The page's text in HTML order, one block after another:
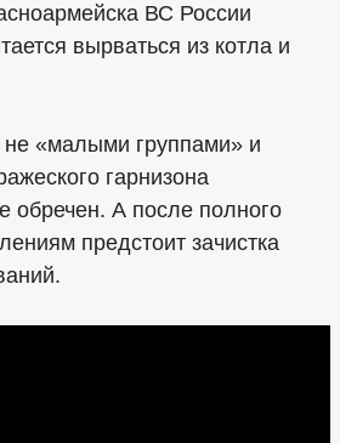
ВС России
вырваться из котла и
«малыми группами» и
гарнизона
обречен. А после полного
предстоит зачистка